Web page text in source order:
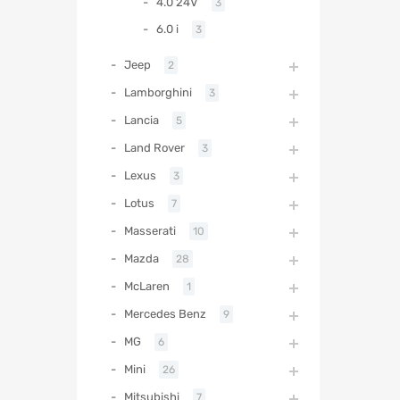
6.0 i 3
Jeep 2
Lamborghini 3
Lancia 5
Land Rover 3
Lexus 3
Lotus 7
Masserati 10
Mazda 28
McLaren 1
Mercedes Benz 9
MG 6
Mini 26
Mitsubishi 7